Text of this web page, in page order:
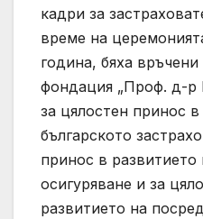
кадри за
време на
година, бяха
фондация „Проф. д-р
за цялостен принос
българското
принос в развитието
осигуряване и за
развитието на